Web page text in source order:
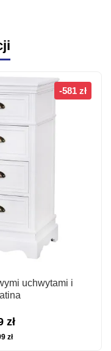
-581 zł
uchwytami i
złAktualna
zł